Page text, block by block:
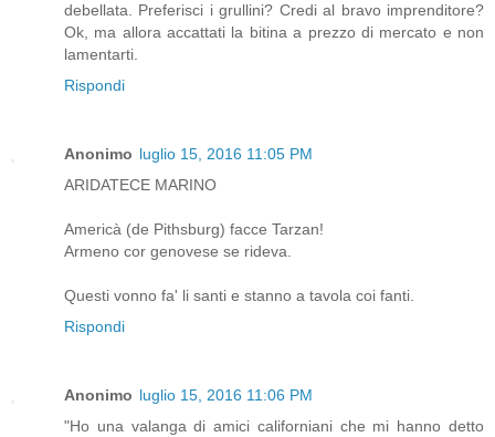
debellata. Preferisci i grullini? Credi al bravo imprenditore?
Ok, ma allora accattati la bitina a prezzo di mercato e non
lamentarti.
Rispondi
Anonimo luglio 15, 2016 11:05 PM
ARIDATECE MARINO
Americà (de Pithsburg) facce Tarzan!
Armeno cor genovese se rideva.
Questi vonno fa' li santi e stanno a tavola coi fanti.
Rispondi
Anonimo luglio 15, 2016 11:06 PM
"Ho una valanga di amici californiani che mi hanno detto